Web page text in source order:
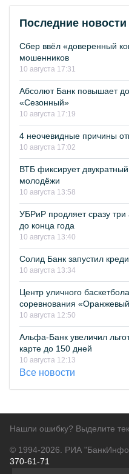
Последние новости
Сбер ввёл «доверенный
мошенников
10 августа 17:31
Абсолют Банк повышает
«Сезонный»
10 августа 17:19
4 неочевидные причины
10 августа 17:02
ВТБ фиксирует
молодёжи
10 августа 13:58
УБРиР продляет сразу
до конца года
10 августа 13:40
Солид Банк запустил
10 августа 13:34
Центр уличного
соревнования
10 августа 12:50
Альфа-Банк увеличил
карте до 150 дней
10 августа 12:13
Все новости
Нашли ошибку? Выделите
© 1994-2026. РИА
370-61-71